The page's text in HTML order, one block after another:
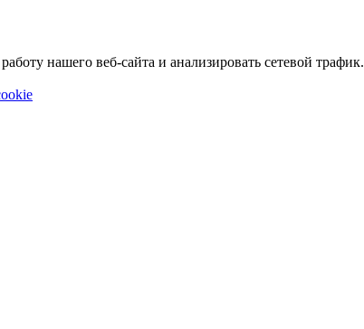
нашего веб-сайта и анализировать сетевой трафик.